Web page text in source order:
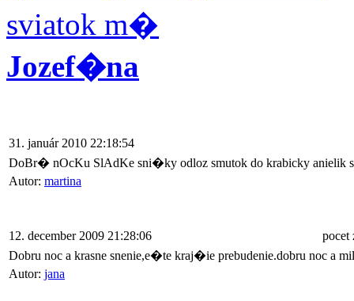
sviatok m�
Jozef�na
31. január 2010 22:18:54
DoBr� nOcKu SlAdKe sni�ky odloz smutok do krabicky anielik
Autor: martina
12. december 2009 21:28:06
pocet
Dobru noc a krasne snenie,e�te kraj�ie prebudenie.dobru noc a
Autor: jana